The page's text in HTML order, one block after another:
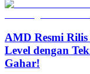
AMD Resmi
Level dengan
Gahar!